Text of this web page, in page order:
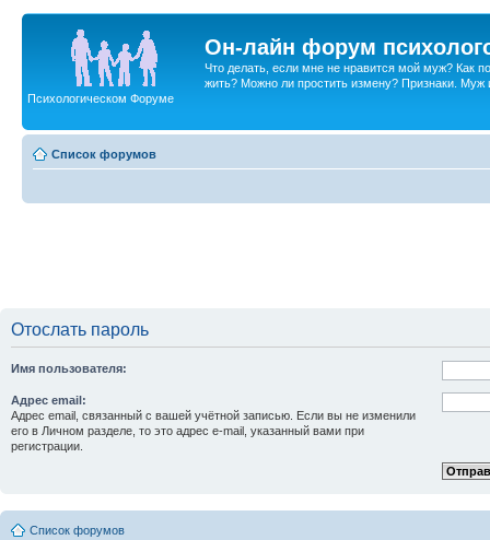
Он-лайн форум
Что делать, если мне не нравится мой муж? Как
жить? Можно ли простить измену? Признаки. Муж
Психологическом Форуме
Список форумов
Отослать пароль
Имя пользователя:
Адрес email:
Адрес email, связанный с вашей учётной записью. Если вы не изменили
его в Личном разделе, то это адрес e-mail, указанный вами при
регистрации.
Список форумов